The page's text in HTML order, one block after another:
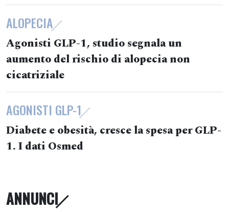
ALOPECIA
Agonisti GLP-1, studio segnala un
aumento del rischio di alopecia non
cicatriziale
AGONISTI GLP-1
Diabete e obesità, cresce la spesa per GLP-
1. I dati Osmed
ANNUNCI